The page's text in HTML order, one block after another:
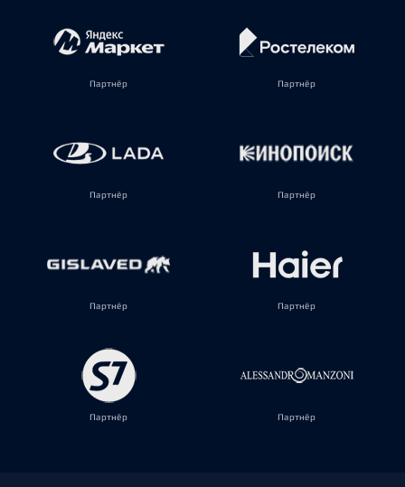
Партнёр Партнёр
Партнёр Партнёр
Партнёр Партнёр
Партнёр Партнёр